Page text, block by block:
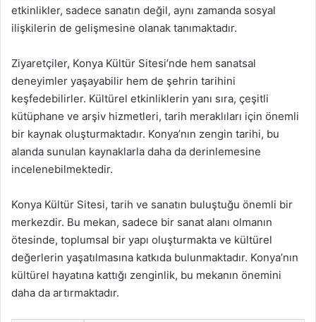
etkinlikler, sadece sanatın değil, aynı zamanda sosyal
ilişkilerin de gelişmesine olanak tanımaktadır.
Ziyaretçiler, Konya Kültür Sitesi’nde hem sanatsal
deneyimler yaşayabilir hem de şehrin tarihini
keşfedebilirler. Kültürel etkinliklerin yanı sıra, çeşitli
kütüphane ve arşiv hizmetleri, tarih meraklıları için önemli
bir kaynak oluşturmaktadır. Konya’nın zengin tarihi, bu
alanda sunulan kaynaklarla daha da derinlemesine
incelenebilmektedir.
Konya Kültür Sitesi, tarih ve sanatın buluştuğu önemli bir
merkezdir. Bu mekan, sadece bir sanat alanı olmanın
ötesinde, toplumsal bir yapı oluşturmakta ve kültürel
değerlerin yaşatılmasına katkıda bulunmaktadır. Konya’nın
kültürel hayatına kattığı zenginlik, bu mekanın önemini
daha da artırmaktadır.